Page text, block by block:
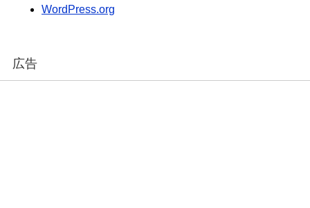
WordPress.org
広告